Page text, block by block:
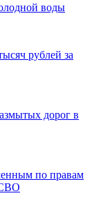
воды
рублей за
дорог в
по правам
СВО